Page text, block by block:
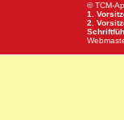
© TCM-
1.
2.